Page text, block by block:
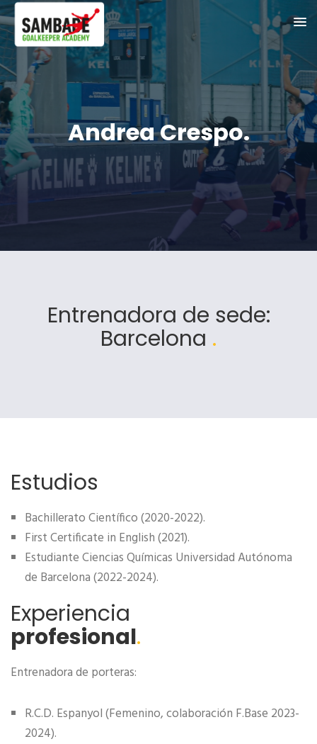
Andrea Crespo.
Entrenadora de sede:
Barcelona .
Estudios
Bachillerato Científico (2020-2022).
First Certificate in English (2021).
Estudiante Ciencias Químicas Universidad Autónoma
de Barcelona (2022-2024).
Experiencia
profesional.
Entrenadora de porteras:
R.C.D. Espanyol (Femenino, colaboración F.Base 2023-
2024).